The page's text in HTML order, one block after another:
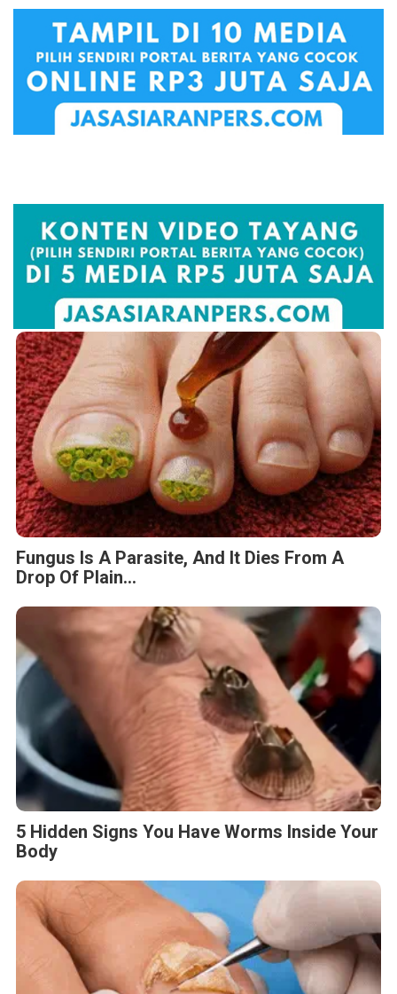
Fungus Is A Parasite, And It Dies From A
Drop Of Plain...
5 Hidden Signs You Have Worms Inside Your
Body